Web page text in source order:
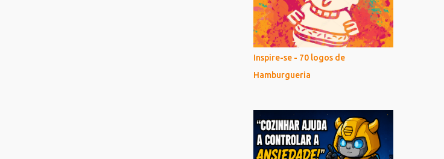
Inspire-se - 70 logos de
Hamburgueria